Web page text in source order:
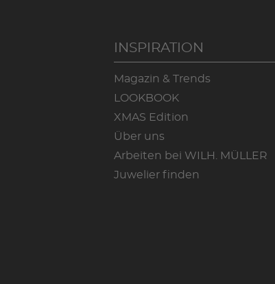
INSPIRATION
Magazin & Trends
LOOKBOOK
XMAS Edition
Über uns
Arbeiten bei WILH. MÜLLER
Juwelier finden